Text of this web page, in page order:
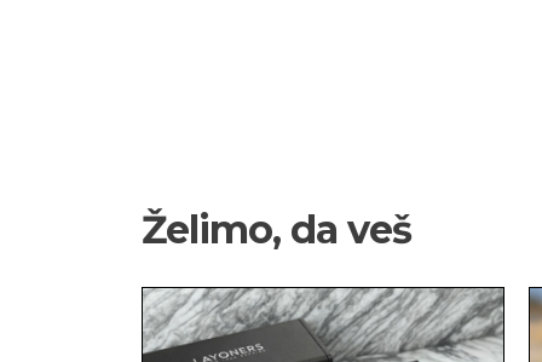
Želimo, da veš